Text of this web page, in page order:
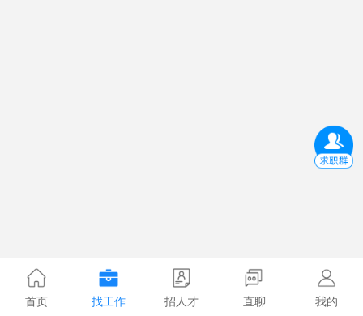
首页 找工作 招人才 直聊 我的